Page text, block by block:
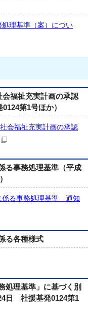
理基準（案）につい
福祉充実計画の承認
第1号ほか）
会福祉充実計画の承認
る事務処理基準（平成
係る事務処理基準 通知
る各種様式
処理基準」に基づく別
日 社援基発0124第1